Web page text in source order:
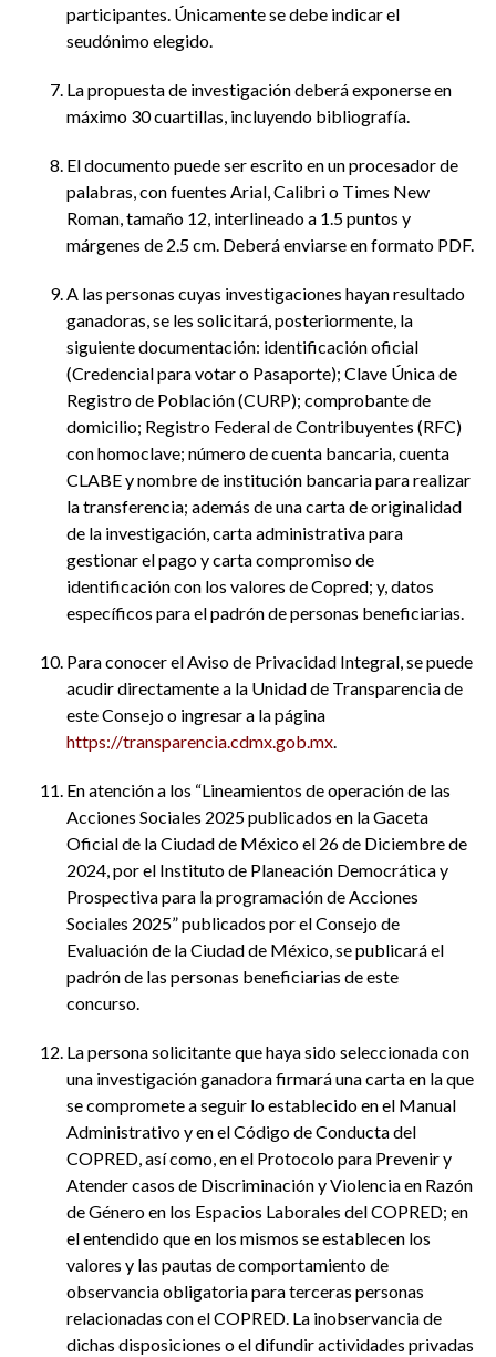
participantes. Únicamente se debe indicar el
seudónimo elegido.
La propuesta de investigación deberá exponerse en
máximo 30 cuartillas, incluyendo bibliografía.
El documento puede ser escrito en un procesador de
palabras, con fuentes Arial, Calibri o Times New
Roman, tamaño 12, interlineado a 1.5 puntos y
márgenes de 2.5 cm. Deberá enviarse en formato PDF.
A las personas cuyas investigaciones hayan resultado
ganadoras, se les solicitará, posteriormente, la
siguiente documentación: identificación oficial
(Credencial para votar o Pasaporte); Clave Única de
Registro de Población (CURP); comprobante de
domicilio; Registro Federal de Contribuyentes (RFC)
con homoclave; número de cuenta bancaria, cuenta
CLABE y nombre de institución bancaria para realizar
la transferencia; además de una carta de originalidad
de la investigación, carta administrativa para
gestionar el pago y carta compromiso de
identificación con los valores de Copred; y, datos
específicos para el padrón de personas beneficiarias.
Para conocer el Aviso de Privacidad Integral, se puede
acudir directamente a la Unidad de Transparencia de
este Consejo o ingresar a la página
https://transparencia.cdmx.gob.mx.
En atención a los “Lineamientos de operación de las
Acciones Sociales 2025 publicados en la Gaceta
Oficial de la Ciudad de México el 26 de Diciembre de
2024, por el Instituto de Planeación Democrática y
Prospectiva para la programación de Acciones
Sociales 2025” publicados por el Consejo de
Evaluación de la Ciudad de México, se publicará el
padrón de las personas beneficiarias de este
concurso.
La persona solicitante que haya sido seleccionada con
una investigación ganadora firmará una carta en la que
se compromete a seguir lo establecido en el Manual
Administrativo y en el Código de Conducta del
COPRED, así como, en el Protocolo para Prevenir y
Atender casos de Discriminación y Violencia en Razón
de Género en los Espacios Laborales del COPRED; en
el entendido que en los mismos se establecen los
valores y las pautas de comportamiento de
observancia obligatoria para terceras personas
relacionadas con el COPRED. La inobservancia de
dichas disposiciones o el difundir actividades privadas